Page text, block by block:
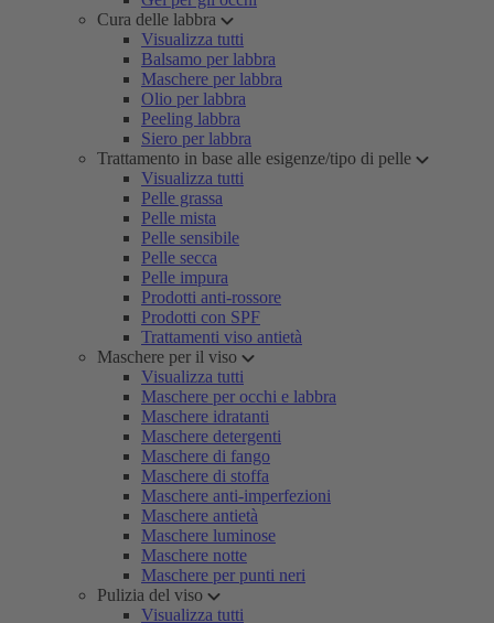
Cura delle labbra
Visualizza tutti
Balsamo per labbra
Maschere per labbra
Olio per labbra
Peeling labbra
Siero per labbra
Trattamento in base alle esigenze/tipo di pelle
Visualizza tutti
Pelle grassa
Pelle mista
Pelle sensibile
Pelle secca
Pelle impura
Prodotti anti-rossore
Prodotti con SPF
Trattamenti viso antietà
Maschere per il viso
Visualizza tutti
Maschere per occhi e labbra
Maschere idratanti
Maschere detergenti
Maschere di fango
Maschere di stoffa
Maschere anti-imperfezioni
Maschere antietà
Maschere luminose
Maschere notte
Maschere per punti neri
Pulizia del viso
Visualizza tutti